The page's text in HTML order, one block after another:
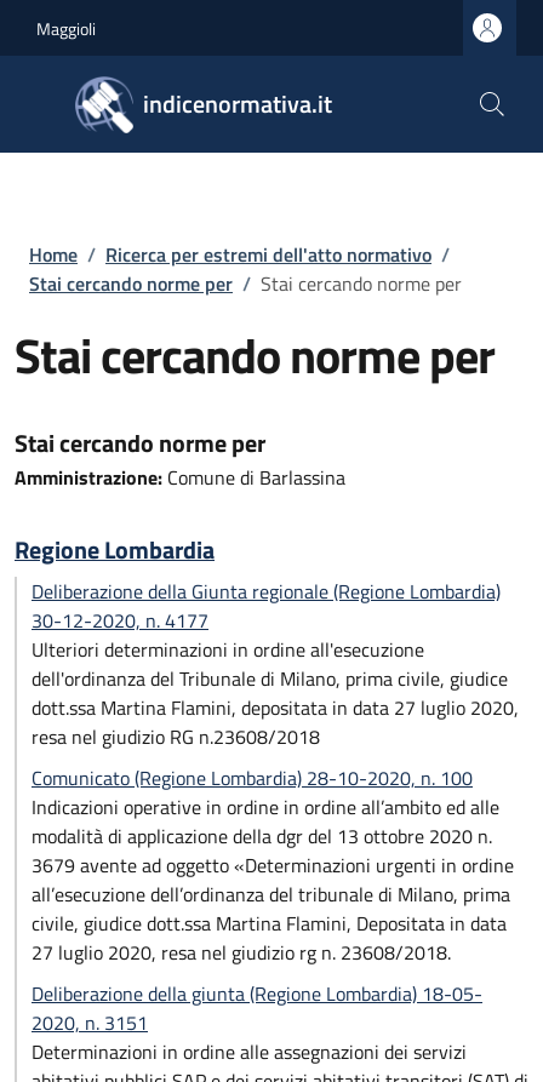
Maggioli
indicenormativa.it
Briciole di pane
Home / Ricerca per estremi dell'atto normativo /
Stai cercando norme per / Stai cercando norme per
Stai cercando norme per
Stai cercando norme per
Amministrazione: Comune di Barlassina
Regione Lombardia
Deliberazione della Giunta regionale (Regione Lombardia)
30-12-2020, n. 4177
Ulteriori determinazioni in ordine all'esecuzione
dell'ordinanza del Tribunale di Milano, prima civile, giudice
dott.ssa Martina Flamini, depositata in data 27 luglio 2020,
resa nel giudizio RG n.23608/2018
Comunicato (Regione Lombardia) 28-10-2020, n. 100
Indicazioni operative in ordine in ordine all’ambito ed alle
modalità di applicazione della dgr del 13 ottobre 2020 n.
3679 avente ad oggetto «Determinazioni urgenti in ordine
all’esecuzione dell’ordinanza del tribunale di Milano, prima
civile, giudice dott.ssa Martina Flamini, Depositata in data
27 luglio 2020, resa nel giudizio rg n. 23608/2018.
Deliberazione della giunta (Regione Lombardia) 18-05-
2020, n. 3151
Determinazioni in ordine alle assegnazioni dei servizi